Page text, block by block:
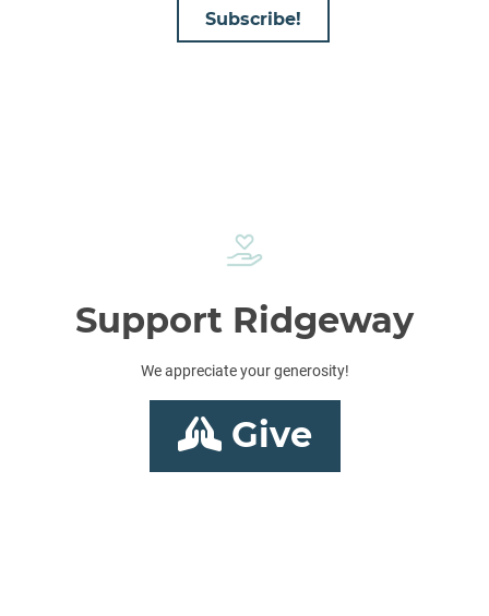
Subscribe!
Support Ridgeway
We appreciate your generosity!
Give